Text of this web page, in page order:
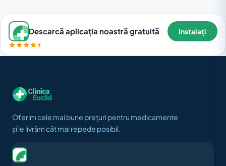
Descarcă aplicația noastră gratuită Instalați
Oferim cele mai bune prețuri pentru medicamente
și le livrăm cât mai repede posibil.